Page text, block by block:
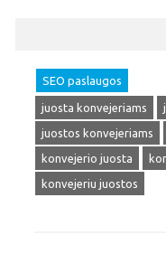
SEO paslaugos
juosta konvejeriams
juostos konvejeriams
konvejerio juosta
konvejeriu juostos